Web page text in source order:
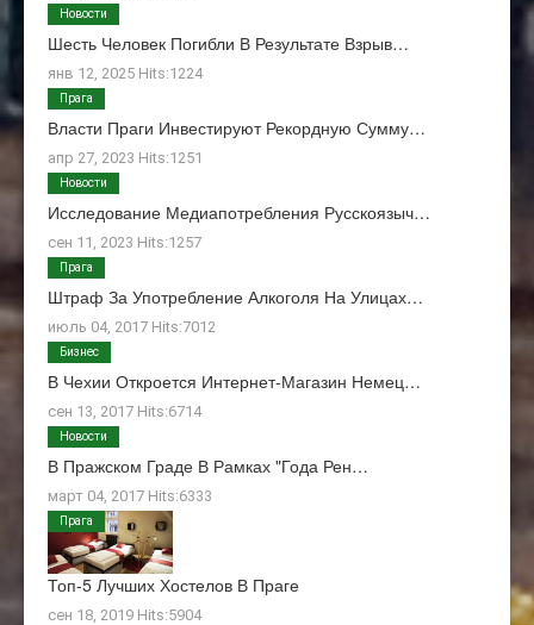
Шесть Человек Погибли В Результате Взрыв…
янв 12, 2025 Hits:1224
Новости
Власти Праги Инвестируют Рекордную Сумму…
апр 27, 2023 Hits:1251
Прага
Исследование Медиапотребления Русскоязыч…
сен 11, 2023 Hits:1257
Новости
Штраф За Употребление Алкоголя На Улицах…
июль 04, 2017 Hits:7012
Прага
В Чехии Откроется Интернет-Магазин Немец…
сен 13, 2017 Hits:6714
Бизнес
В Пражском Граде В Рамках "Года Рен…
март 04, 2017 Hits:6333
Новости
Топ-5 Лучших Хостелов В Праге
сен 18, 2019 Hits:5904
Прага